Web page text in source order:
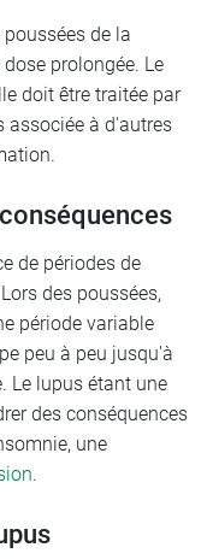
de la
prolongée. Le
doit être traitée par
associée à d'autres
de périodes de
des poussées,
période variable
peu à peu jusqu'à
Le lupus étant une
des conséquences
une
.